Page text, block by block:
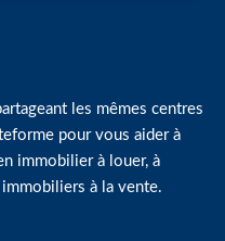
les mêmes centres
pour vous aider à
immobilier à louer, à
à la vente.